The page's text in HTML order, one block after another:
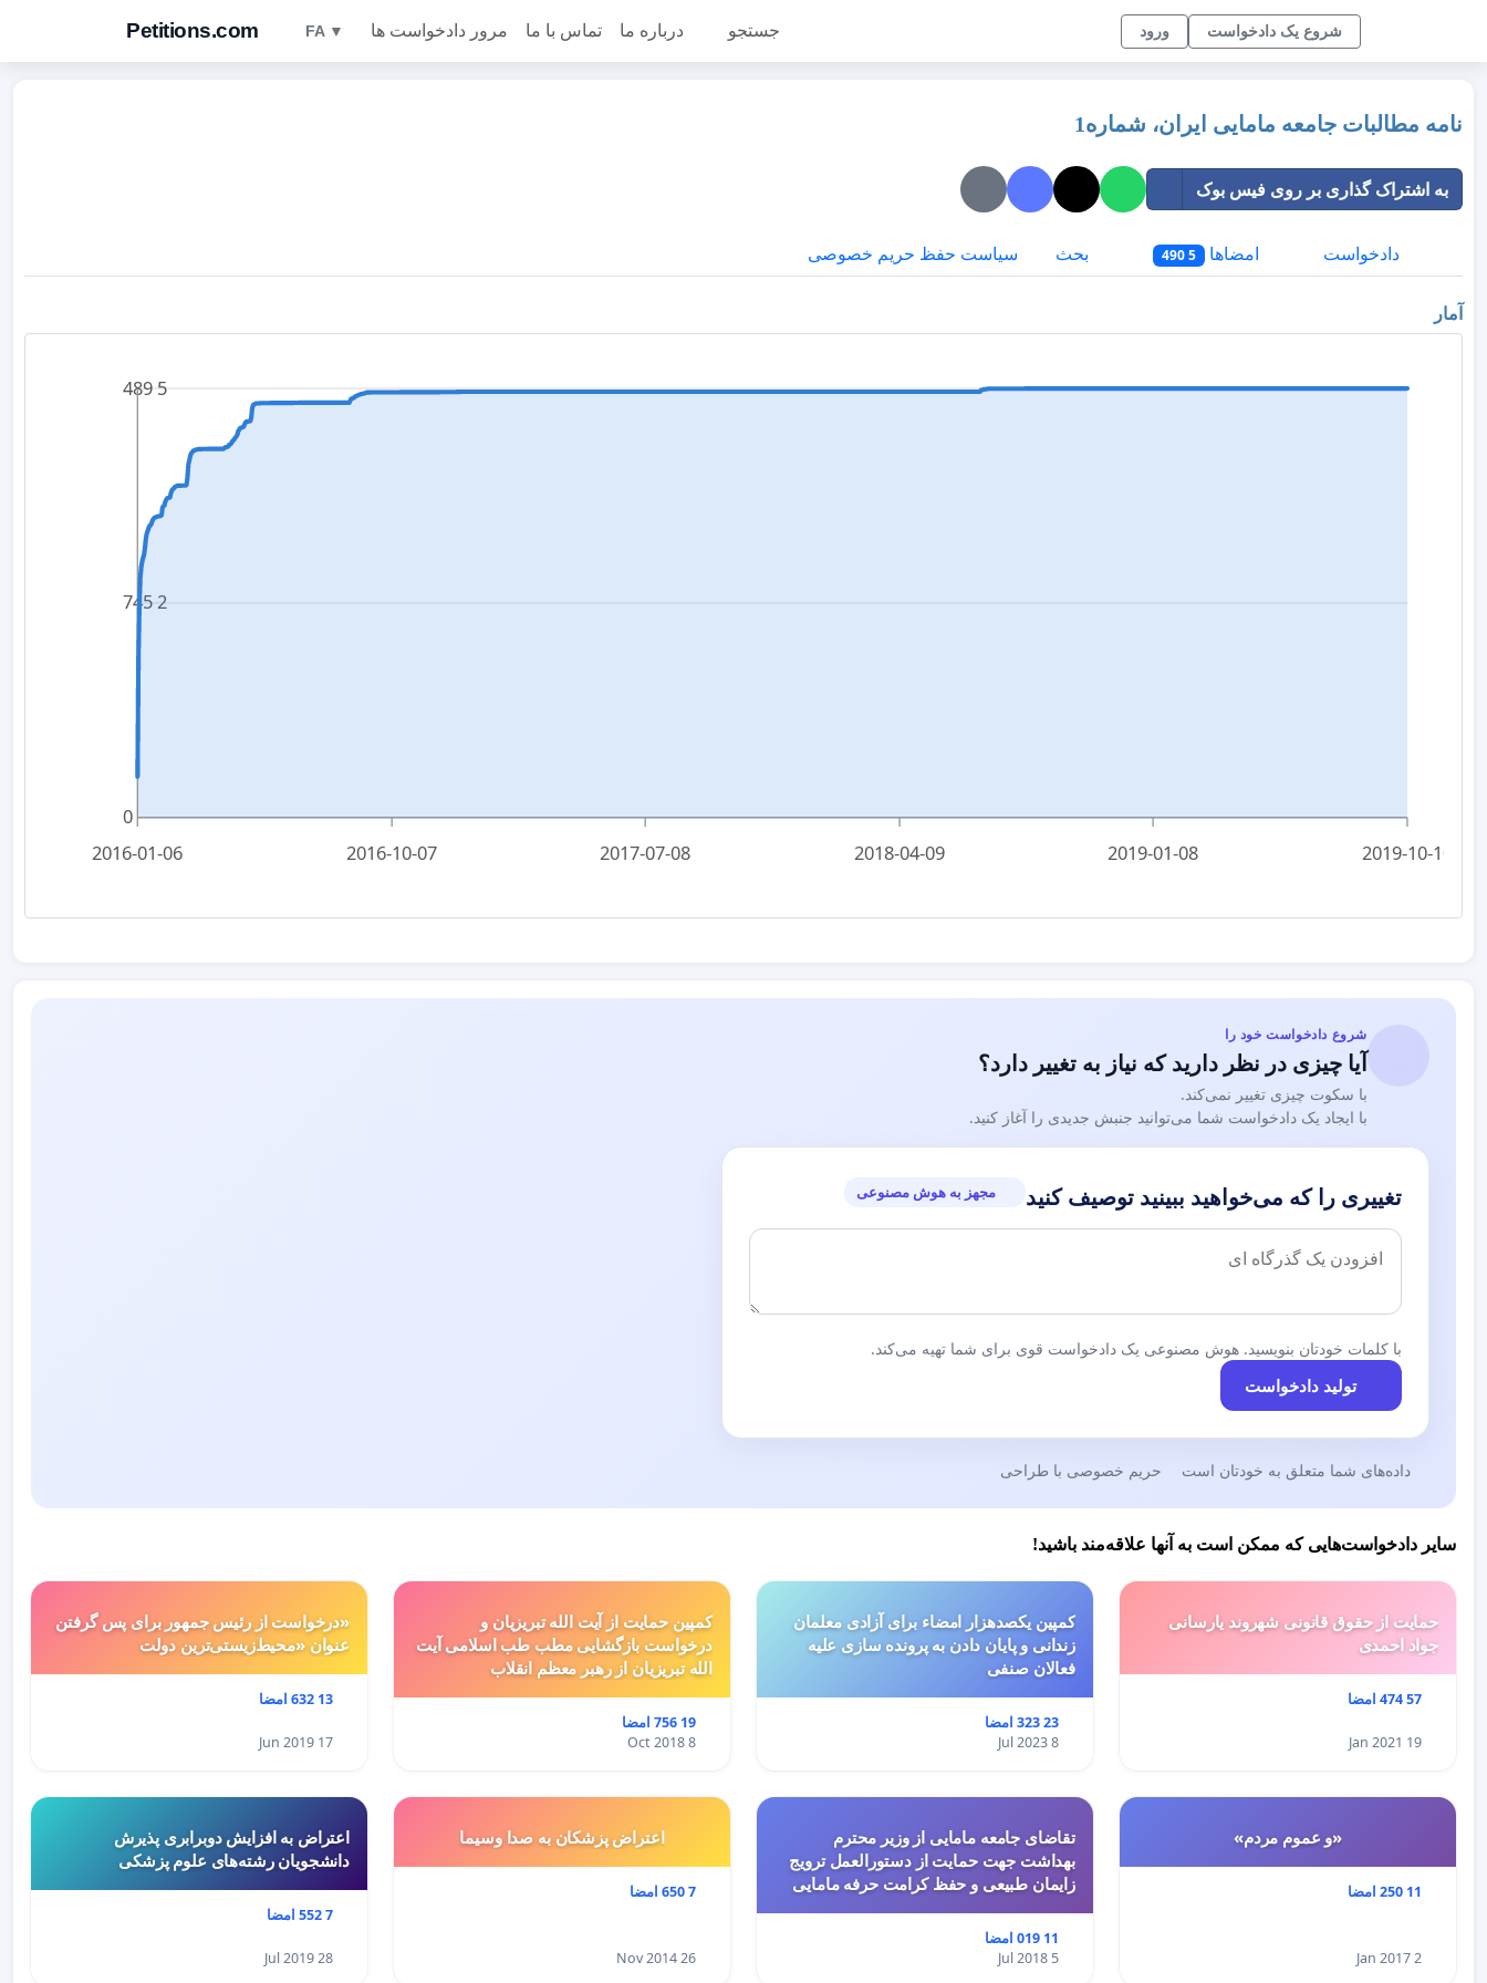
Petitions.com FA ▼ مرور دادخواست ها تماس با ما درباره ما جستجو ورود شروع یک دادخواست
نامه مطالبات جامعه مامایی ایران، شماره1
به اشتراک گذاری بر روی فیس بوک
دادخواست امضاها 5 490 بحث سیاست حفظ حریم خصوصی
آمار
0
2 745
5 489
2016-01-06 2016-10-07 2017-07-08 2018-04-09 2019-01-08 2019-10-10
شروع دادخواست خود را
آیا چیزی در نظر دارید که نیاز به تغییر دارد؟
با سکوت چیزی تغییر نمی‌کند.
با ایجاد یک دادخواست شما می‌توانید جنبش جدیدی را آغاز کنید.
تغییری را که می‌خواهید ببینید توصیف کنید مجهز به هوش مصنوعی
با کلمات خودتان بنویسید. هوش مصنوعی یک دادخواست قوی برای شما تهیه می‌کند.
تولید دادخواست
داده‌های شما متعلق به خودتان است حریم خصوصی با طراحی
سایر دادخواست‌هایی که ممکن است به آنها علاقه‌مند باشید!
حمایت از حقوق قانونی شهروند یارسانی
جواد احمدی
57 474 امضا
19 Jan 2021
کمپین یکصدهزار امضاء برای آزادی معلمان
زندانی و پایان دادن به پرونده سازی علیه
فعالان صنفی
23 323 امضا
8 Jul 2023
کمپین حمایت از آیت الله تبریزیان و
درخواست بازگشایی مطب طب اسلامی آیت
الله تبریزیان از رهبر معظم انقلاب
19 756 امضا
8 Oct 2018
«درخواست از رئیس جمهور برای پس گرفتن
عنوان «محیط‌زیستی‌ترین دولت
13 632 امضا
17 Jun 2019
«و عموم مردم»
11 250 امضا
2 Jan 2017
تقاضای جامعه مامایی از وزیر محترم
بهداشت جهت حمایت از دستورالعمل ترویج
زایمان طبیعی و حفظ کرامت حرفه مامایی
11 019 امضا
5 Jul 2018
اعتراض پزشكان به صدا وسيما
7 650 امضا
26 Nov 2014
اعتراض به افزایش دوبرابری پذیرش
دانشجویان رشته‌های علوم پزشکی
7 552 امضا
28 Jul 2019